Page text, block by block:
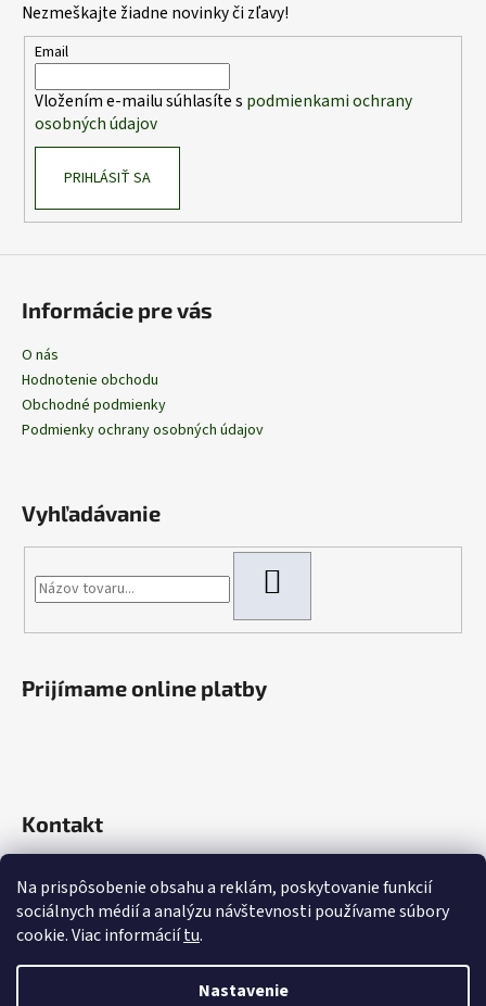
Na prispôsobenie obsahu a reklám, poskytovanie funkcií
sociálnych médií a analýzu návštevnosti používame súbory
cookie. Viac informáciítu.
Nastavenie
Nezmeškajte žiadne novinky či zľavy!
Email
Vložením e-mailu súhlasíte s podmienkami ochrany
osobných údajov
PRIHLÁSIŤ SA
Informácie pre vás
O nás
Hodnotenie obchodu
Obchodné podmienky
Podmienky ochrany osobných údajov
Vyhľadávanie
Prijímame online platby
Kontakt
+421 907 621 753
+421 907 621 753